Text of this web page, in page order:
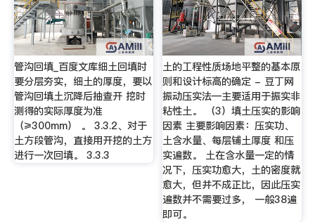
管沟回填_百度文库细土回填时
要分层夯实，细土的厚度，要以
管沟回填土沉降后抽查开 挖时
测得的实际厚度为准
（≥300mm） 。 3.3.2、对于
土方段管沟，直接用开挖的土方
进行一次回填。 3.3.3
土的工程性质场地平整的基本原
则和设计标高的确定 - 豆丁网
振动压实法—主要适用于振实非
粘性土。 （3）填土压实的影响
因素 主要影响因素：压实功、
土含水量、每层铺土厚度 和压
实遍数。 土在含水量一定的情
况下，压实功愈大，土的密度就
愈大，但并不成正比，因此压实
遍数并不需要过多， 一般38遍
即可。